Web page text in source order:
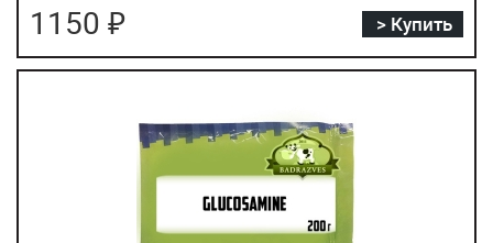
1150 ₽ > Купить